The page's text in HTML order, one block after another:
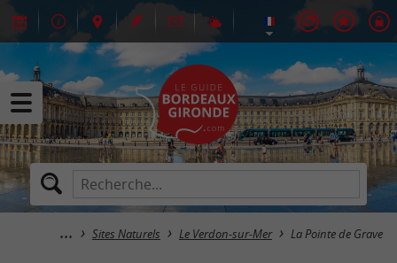
Sites Naturels Le Verdon-sur-Mer La Pointe de Grave